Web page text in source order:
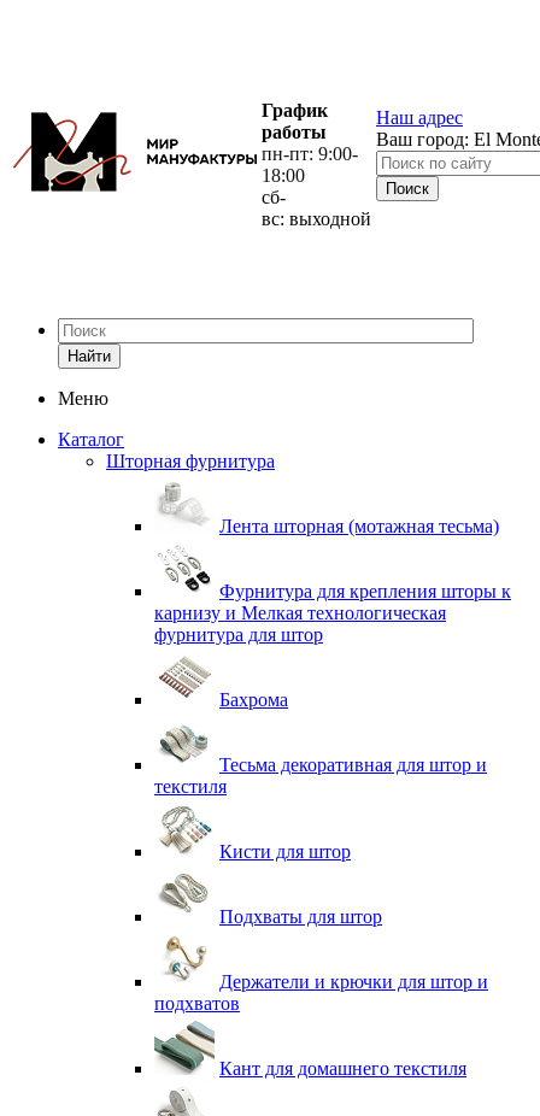
График
работы
пн-пт: 9:00-
18:00
сб-
вс: выходной
Наш адрес
Ваш город: El
Найти
Меню
Каталог
Шторная фурнитура
Лента шторная (мотажная тесьма)
Фурнитура для крепления шторы к
карнизу и Мелкая технологическая
фурнитура для штор
Бахрома
Тесьма декоративная для штор и
текстиля
Кисти для штор
Подхваты для штор
Держатели и крючки для штор и
подхватов
Кант для домашнего текстиля